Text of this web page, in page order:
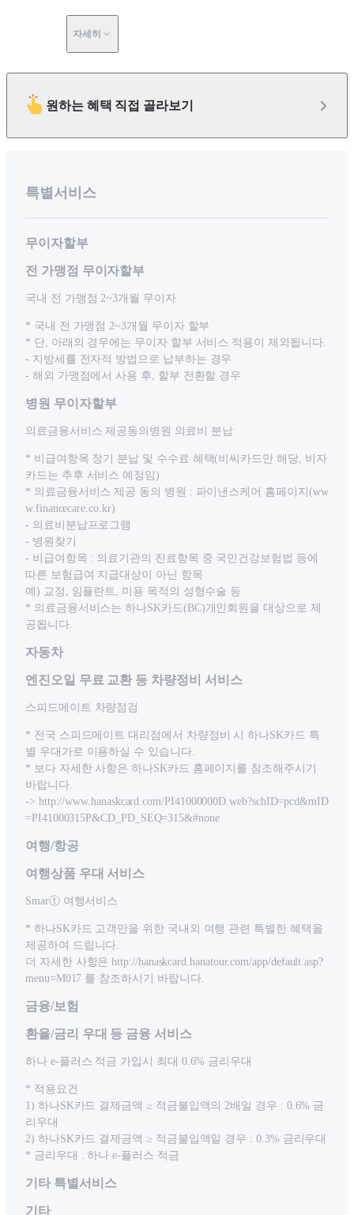
자세히
원하는 혜택 직접 골라보기
특별서비스
무이자할부
전 가맹점 무이자할부
국내 전 가맹점 2~3개월 무이자
* 국내 전 가맹점 2~3개월 무이자 할부
* 단, 아래의 경우에는 무이자 할부 서비스 적용이 제외됩니다.
- 지방세를 전자적 방법으로 납부하는 경우
- 해외 가맹점에서 사용 후, 할부 전환할 경우
병원 무이자할부
의료금융서비스 제공동의병원 의료비 분납
* 비급여항목 장기 분납 및 수수료 혜택(비씨카드만 해당, 비자
카드는 추후 서비스 예정임)
* 의료금융서비스 제공 동의 병원 : 파이낸스케어 홈페이지(ww
w.financecare.co.kr)
- 의료비분납프로그램
- 병원찾기
- 비급여항목 : 의료기관의 진료항목 중 국민건강보험법 등에
따른 보험급여 지급대상이 아닌 항목
예) 교정, 임플란트, 미용 목적의 성형수술 등
* 의료금융서비스는 하나SK카드(BC)개인회원을 대상으로 제
공됩니다.
자동차
엔진오일 무료 교환 등 차량정비 서비스
스피드메이트 차량점검
* 전국 스피드메이트 대리점에서 차량정비 시 하나SK카드 특
별 우대가로 이용하실 수 있습니다.
* 보다 자세한 사항은 하나SK카드 홈페이지를 참조해주시기
바랍니다.
-> http://www.hanaskcard.com/PI41000000D.web?schID=pcd&mID
=PI41000315P&CD_PD_SEQ=315&#none
여행/항공
여행상품 우대 서비스
Smarⓣ 여행서비스
* 하나SK카드 고객만을 위한 국내외 여행 관련 특별한 혜택을
제공하여 드립니다.
더 자세한 사항은 http://hanaskcard.hanatour.com/app/default.asp?
menu=M017 를 참조하시기 바랍니다.
금융/보험
환율/금리 우대 등 금융 서비스
하나 e-플러스 적금 가입시 최대 0.6% 금리우대
* 적용요건
1) 하나SK카드 결제금액 ≥ 적금불입액의 2배일 경우 : 0.6% 금
리우대
2) 하나SK카드 결제금액 ≥ 적금불입액일 경우 : 0.3% 금리우대
* 금리우대 : 하나 e-플러스 적금
기타 특별서비스
기타